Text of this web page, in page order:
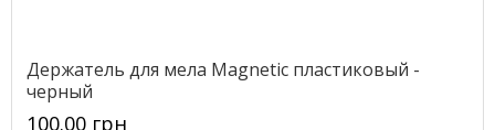
Держатель для мела Magnetic пластиковый -
черный
100.00 грн